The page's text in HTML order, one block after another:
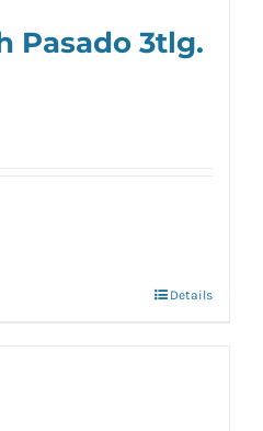
Pasado 3tlg.
Details